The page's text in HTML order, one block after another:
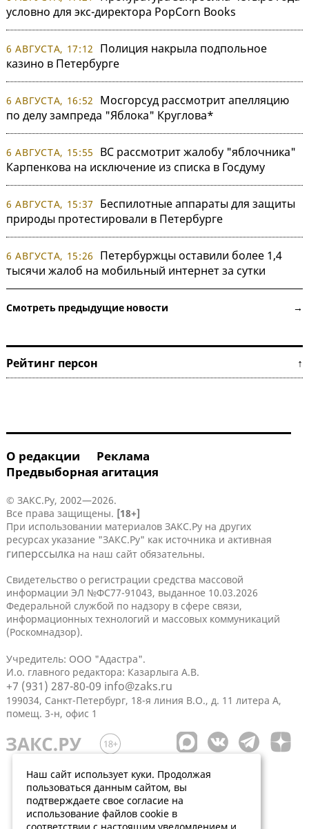
условно для экс-директора PopCorn Books
6 АВГУСТА, 17:12
Полиция накрыла подпольное
казино в Петербурге
6 АВГУСТА, 16:52
Мосгорсуд рассмотрит апелляцию
по делу зампреда "Яблока" Круглова*
6 АВГУСТА, 15:55
ВС рассмотрит жалобу "яблочника"
Карпенкова на исключение из списка в Госдуму
6 АВГУСТА, 15:37
Беспилотные аппараты для защиты
природы протестировали в Петербурге
6 АВГУСТА, 15:26
Петербуржцы оставили более 1,4
тысячи жалоб на мобильный интернет за сутки
Смотреть предыдущие новости →
Рейтинг персон ↑
О редакции
Реклама
Предвыборная агитация
© ЗАКС.Ру, 2002—2026.
Все права защищены. [18+]
При использовании материалов ЗАКС.Ру на других
ресурсах указание "ЗАКС.Ру" как источника и активная
гиперссылка на наш сайт обязательны.
Свидетельство о регистрации средства массовой
информации ЭЛ №ФС77-91043, выданное 10.03.2026
Федеральной службой по надзору в сфере связи,
информационных технологий и массовых коммуникаций
(Роскомнадзор).
Учредитель: ООО "Адастра".
И.о. главного редактора: Казарлыга А.В.
+7 (931) 287-80-09 info@zaks.ru
199034, Санкт-Петербург, 18-я линия В.О., д. 11 литера А,
помещ. 3-н, офис 1
Наш сайт использует куки. Продолжая
пользоваться данным сайтом, вы
подтверждаете свое согласие на
использование файлов cookie в